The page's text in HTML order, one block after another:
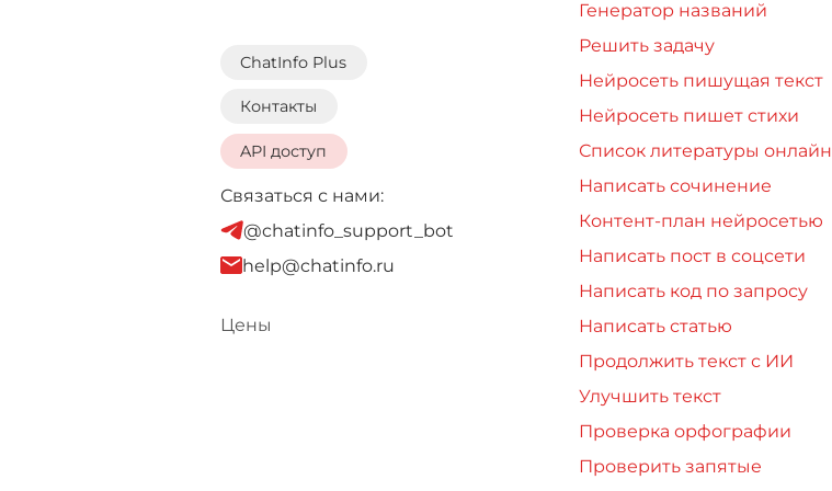
ChatInfo Plus
Контакты
API доступ
Связаться с нами:
@chatinfo_support_bot
help@chatinfo.ru
Цены
Генератор названий
Решить задачу
Нейросеть пишущая текст
Нейросеть пишет стихи
Список литературы онлайн
Написать сочинение
Контент-план нейросетью
Написать пост в соцсети
Написать код по запросу
Написать статью
Продолжить текст с ИИ
Улучшить текст
Проверка орфографии
Проверить запятые